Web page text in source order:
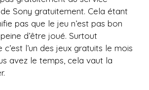
Sony gratuitement. Cela étant
pas que le jeu n’est pas bon
d’être joué. Surtout
l’un des jeux gratuits le mois
avez le temps, cela vaut la